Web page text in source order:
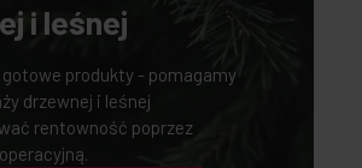
i leśnej
gotowe produkty - pomagamy
drzewnej i leśnej
rentowność poprzez